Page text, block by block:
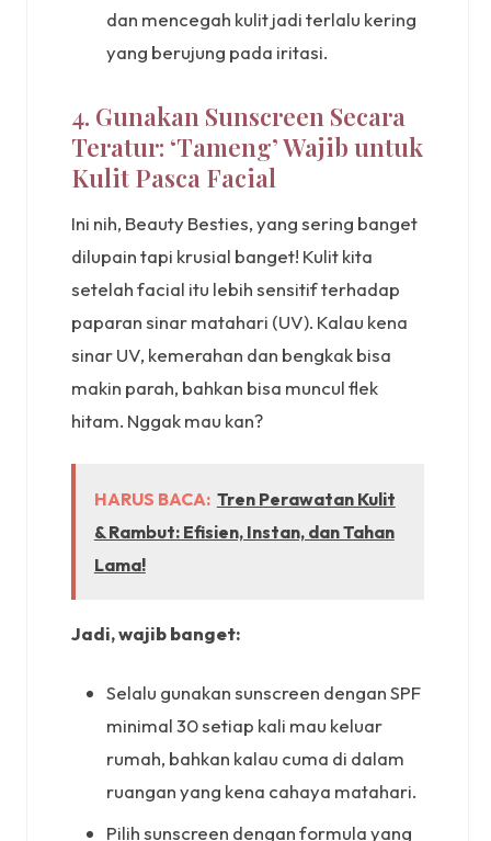
dan mencegah kulit jadi terlalu kering
yang berujung pada iritasi.
4. Gunakan Sunscreen Secara
Teratur: ‘Tameng’ Wajib untuk
Kulit Pasca Facial
Ini nih, Beauty Besties, yang sering banget
dilupain tapi krusial banget! Kulit kita
setelah facial itu lebih sensitif terhadap
paparan sinar matahari (UV). Kalau kena
sinar UV, kemerahan dan bengkak bisa
makin parah, bahkan bisa muncul flek
hitam. Nggak mau kan?
HARUS BACA: Tren Perawatan Kulit
& Rambut: Efisien, Instan, dan Tahan
Lama!
Jadi, wajib banget:
Selalu gunakan sunscreen dengan SPF
minimal 30 setiap kali mau keluar
rumah, bahkan kalau cuma di dalam
ruangan yang kena cahaya matahari.
Pilih sunscreen dengan formula yang